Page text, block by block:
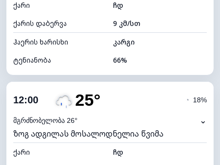
განათების ინდექსი 7 (ნათელი)
ღრუბლის სიმაღლე 7840 მ
ქარი
ჩდ
ქარის დაბერვა
9 კმ/სთ
ჰაერის ხარისხი
კარგი
ტენიანობა
66%
ღრუბლიანობა
ნამის წერტილი
ხილვადობა
10 კმ
განათების ინდექსი 4 (მკრთალი)
12:00 25°
მგრძნობელობა 26°
◔ 18%
⌄
ზოგ ადგილას მოსალოდნელია წვიმა
ქარი
ჩდ